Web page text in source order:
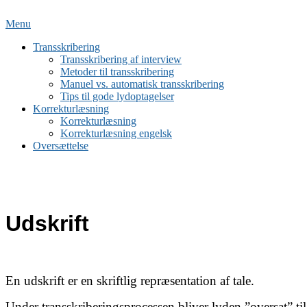
til
Menu
Transskribering
Transskribering af interview
Metoder til transskribering
Manuel vs. automatisk transskribering
Tips til gode lydoptagelser
Korrekturlæsning
Korrekturlæsning
Korrekturlæsning engelsk
Oversættelse
Udskrift
En udskrift er en skriftlig repræsentation af tale.